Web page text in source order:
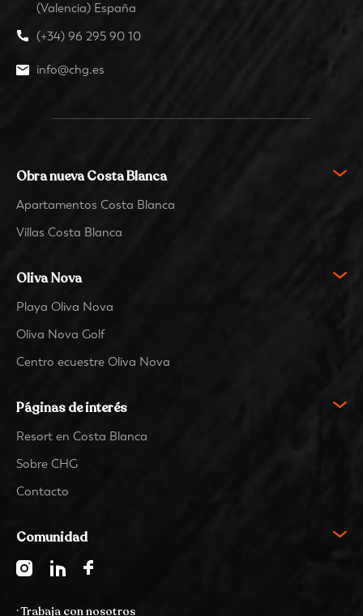
(Valencia) España
(+34) 96 295 90 10
info@chg.es
Obra nueva Costa Blanca
Apartamentos Costa Blanca
Villas Costa Blanca
Oliva Nova
Playa Oliva Nova
Oliva Nova Golf
Centro ecuestre Oliva Nova
Páginas de interés
Resort en Costa Blanca
Sobre CHG
Contacto
Comunidad
· Trabaja con nosotros